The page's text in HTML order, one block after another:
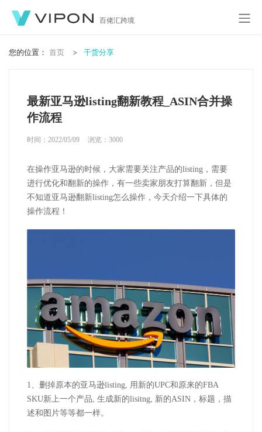
百佬汇跨境
您的位置： 首页 干货分享
最新亚马逊listing翻新教程_ASIN合并操
作流程
时间：2022/05/09 浏览： 3000
在操作亚马逊的时候，大家需要关注产品的listing，需要
进行优化和翻新的操作，有一些卖家朋友打算翻新，但是
不知道亚马逊翻新listing怎么操作，今天介绍一下具体的
操作流程！
1、删掉原本的亚马逊listing, 用新的UPC和原来的FBA
SKU新上一个产品, 生成新的lisitng, 新的ASIN，标题，描
述和图片等等都一样。